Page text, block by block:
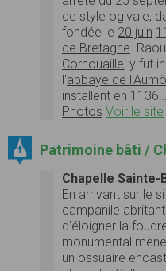
de style ogivale,
fondée le 20 juin
de Bretagne.
Cornouaille, y fut
l'abbaye de
installent en 1136…
Photos Voir le site
Patrimoine bâti /
Chapelle Sainte-
En arrivant sur le
campanile
d'éloigner la
monumental
un ossuaire